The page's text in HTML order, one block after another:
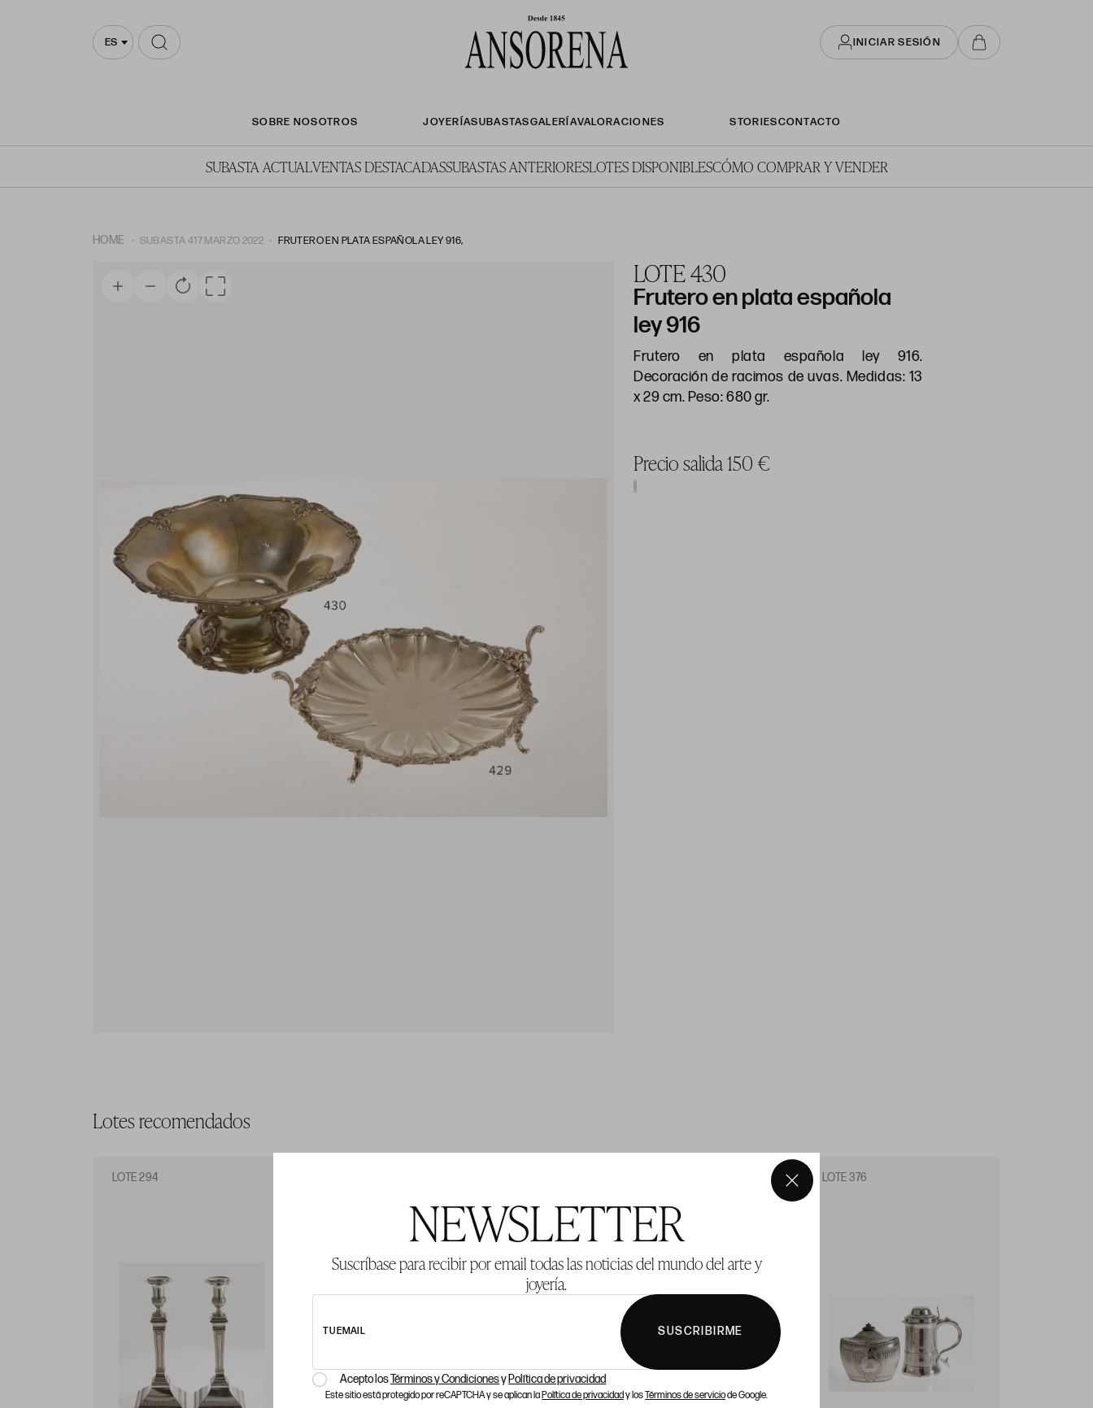
NEWSLETTER
Suscríbase para recibir por email todas las noticias del mundo del arte y
joyería.
TU EMAIL SUSCRIBIRME
Acepto losTérminos y Condicionesy Política de privacidad
Este sitio está protegido por reCAPTCHA y se aplican laPolítica de privacidady losTérminos de serviciode Google.
×
ES INICIAR SESIÓN
SOBRE NOSOTROS JOYERÍASUBASTASGALERÍAVALORACIONES STORIESCONTACTO
SUBASTA ACTUALVENTAS DESTACADASSUBASTAS ANTERIORESLOTES DISPONIBLESCÓMO COMPRAR Y VENDER
HOME SUBASTA 417 MARZO 2022 FRUTERO EN PLATA ESPAÑOLA LEY 916,
LOTE 430
Frutero en plata española
ley 916
Frutero en plata española ley 916.
Decoración de racimos de uvas. Medidas: 13
x 29 cm. Peso: 680 gr.
Precio salida 150 €
Lotes recomendados
LOTE 294 LOTE 376